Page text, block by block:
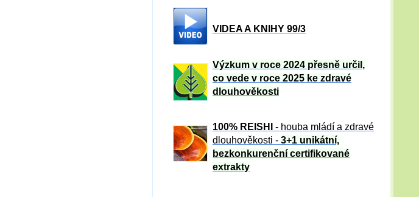
VIDEA A KNIHY 99/3
Výzkum v roce 2024 přesně určil,
co vede v roce 2025 ke zdravé
dlouhověkosti
100% REISHI
- houba mládí a zdravé
dlouhověkosti - 3+1 unikátní,
bezkonkurenční certifikované
extrakty